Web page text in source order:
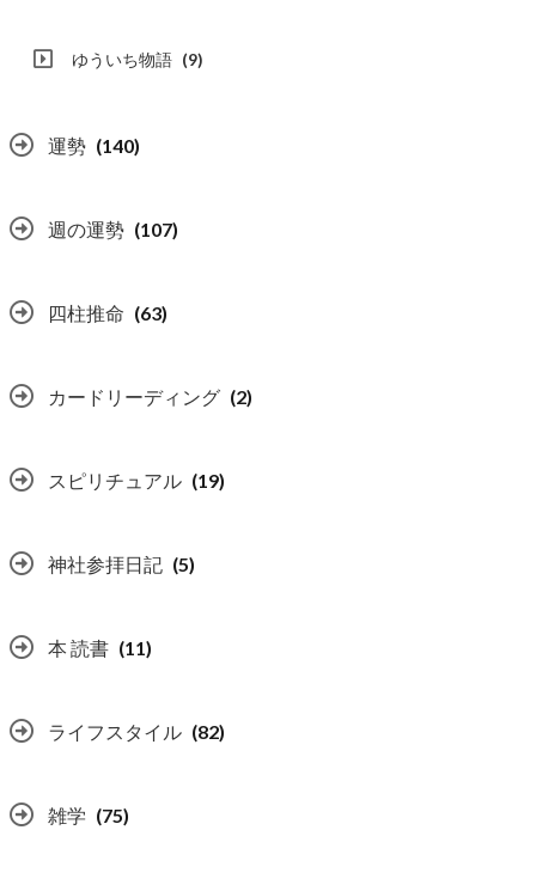
ゆういち物語 (9)
運勢 (140)
週の運勢 (107)
四柱推命 (63)
カードリーディング (2)
スピリチュアル (19)
神社参拝日記 (5)
本 読書 (11)
ライフスタイル (82)
雑学 (75)